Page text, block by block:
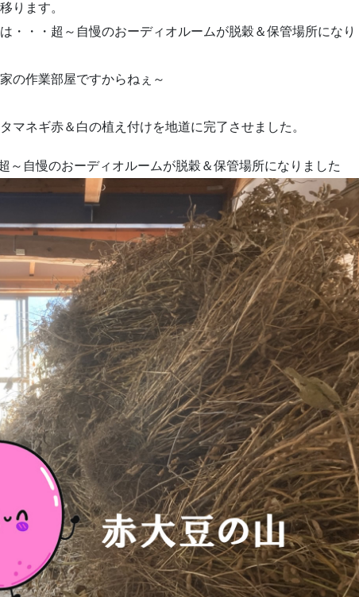
ります。
・・・超～自慢のおーディオルームが脱穀＆保管場所になり
の作業部屋ですからねぇ～
マネギ赤＆白の植え付けを地道に完了させました。
～自慢のおーディオルームが脱穀＆保管場所になりました